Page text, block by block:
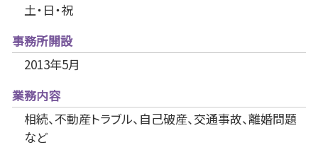
土・日・祝
事務所開設
2013年5月
業務内容
相続、不動産トラブル、自己破産、交通事故、離婚問題
など